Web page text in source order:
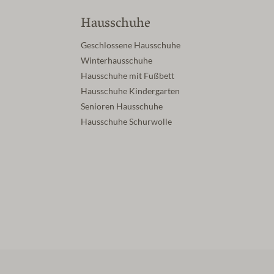
Hausschuhe
Geschlossene Hausschuhe
Winterhausschuhe
Hausschuhe mit Fußbett
Hausschuhe Kindergarten
Senioren Hausschuhe
Hausschuhe Schurwolle